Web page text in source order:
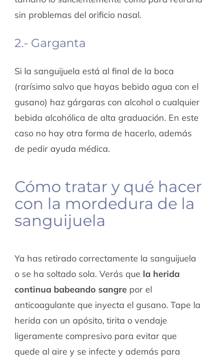
sin problemas del orificio nasal.
2.- Garganta
Si la sanguijuela está al final de la boca
(rarísimo salvo que hayas bebido agua con el
gusano) haz gárgaras con alcohol o cualquier
bebida alcohólica de alta graduación. En este
caso no hay otra forma de hacerlo, además
de pedir ayuda médica.
Cómo tratar y qué hacer
con la mordedura de la
sanguijuela
Ya has retirado correctamente la sanguijuela
o se ha soltado sola. Verás que la herida
continua babeando sangrepor el
anticoagulante que inyecta el gusano. Tape la
herida con un apósito, tirita o vendaje
ligeramente compresivo para evitar que
quede al aire y se infecte y además para